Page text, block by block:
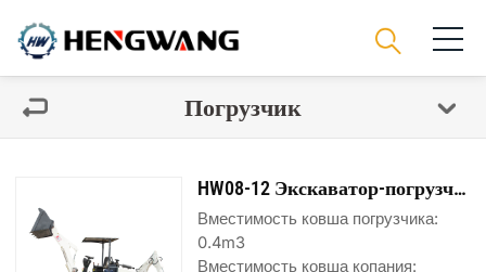
Погрузчик
HW08-12 Экскаватор-погрузчик
Вместимость ковша погрузчика:
0.4m3
Вместимость ковша копания: